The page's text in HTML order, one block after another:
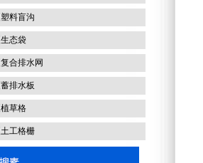
料盲沟
态袋
合排水网
排水板
草格
工格栅